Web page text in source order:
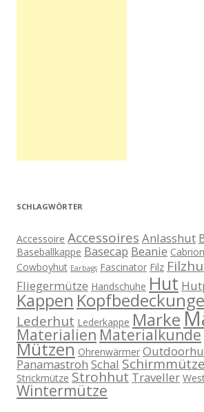
SCHLAGWÖRTER
Accessoire Accessoires Anlasshut
Baseballkappe Basecap Beanie
Cowboyhut Earbags Fascinator Filz
Fliegermütze Handschuhe Hut
Kappen
Lederhut Lederkappe Marke
Materialien Materialkunde
Mützen Ohrenwärmer
Panamastroh Schal Schirmmütze
Strickmütze Strohhut Traveller
Wintermütze